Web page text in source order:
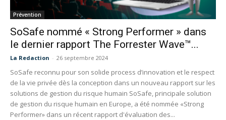
Prévention
SoSafe nommé « Strong Performer » dans
le dernier rapport The Forrester Wave™...
La Redaction - 26 septembre 2024
SoSafe reconnu pour son solide process d’innovation et le respect
de la vie privée dès la conception dans un nouveau rapport sur les
solutions de gestion du risque humain SoSafe, principale solution
de gestion du risque humain en Europe, a été nommée «Strong
Performer» dans un récent rapport d'évaluation des...